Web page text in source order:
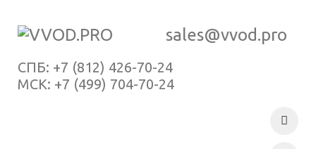
sales@vvod.pro
СПБ: +7 (812) 426-70-24
МСК: +7 (499) 704-70-24